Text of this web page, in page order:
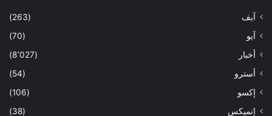
آيف
(263)
آيو
(70)
أخبار
(8٬027)
أسترو
(54)
إكسو
(106)
إنميكس
(38)